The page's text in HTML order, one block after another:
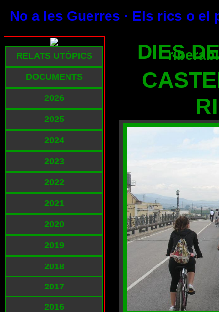
No a les Guerres · Els rics o el
RELATS UTÒPICS
DOCUMENTS
2026
2025
2024
2023
2022
2021
2020
2019
2018
2017
2016
DIES